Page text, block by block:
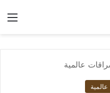
عالمية